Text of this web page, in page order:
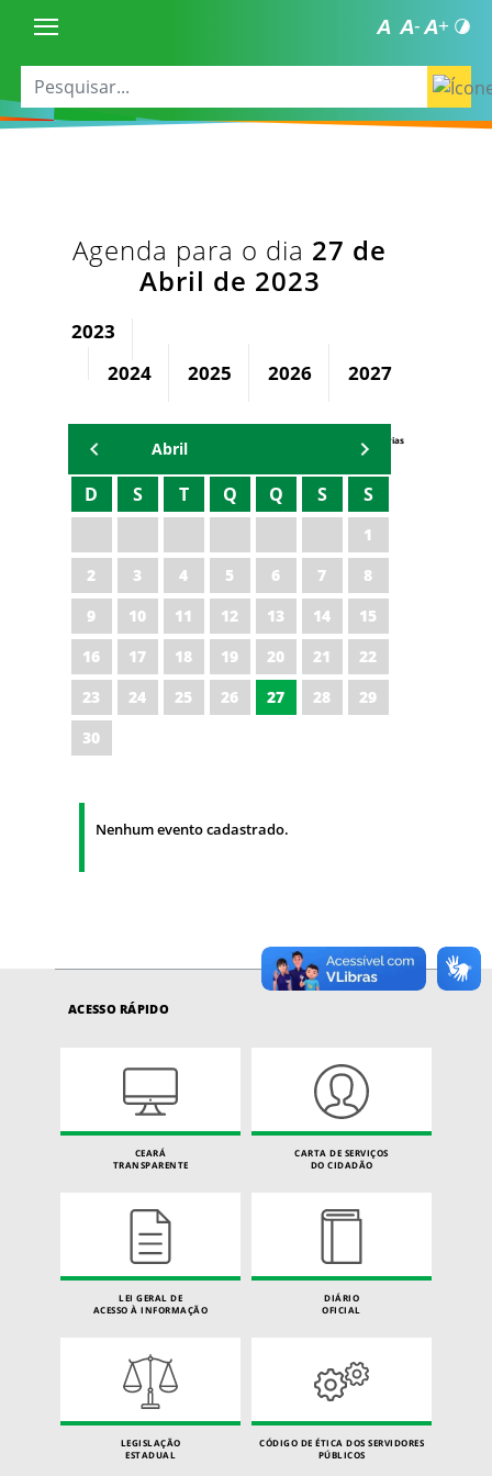
Agenda para o dia 27 de
Abril de 2023
2023
2024
2025 2026 2027
Agenda Secretárias
Abril
D S T Q Q S S
1
2
3 4 5 6 7
8
9
10 11 12 13 14
15
16
17 18 19 20 21
22
23
24 25 26 27 28
29
30
Nenhum evento cadastrado.
ACESSO RÁPIDO
CEARÁ
TRANSPARENTE
CARTA DE SERVIÇOS
DO CIDADÃO
LEI GERAL DE
ACESSO À INFORMAÇÃO
DIÁRIO
OFICIAL
LEGISLAÇÃO
ESTADUAL
CÓDIGO DE ÉTICA DOS SERVIDORES
PÚBLICOS